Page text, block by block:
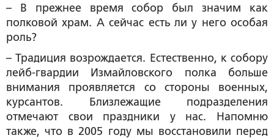
– В прежнее время собор был значим как
полковой храм. А сейчас есть ли у него особая
роль?
– Традиция возрождается. Естественно, к собору
лейб-гвардии Измайловского полка больше
внимания проявляется со стороны военных,
курсантов. Близлежащие подразделения
отмечают свои праздники у нас. Напомню
также, что в 2005 году мы восстановили перед